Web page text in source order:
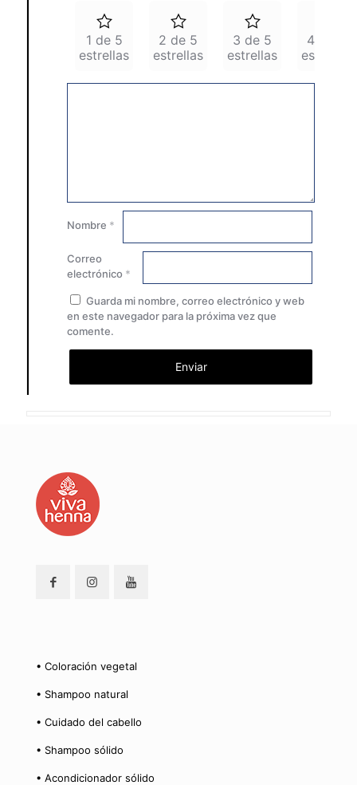
1 de 5
estrellas
2 de 5
estrellas
3 de 5
estrellas
4 de 5
estrellas
Nombre *
Correo
electrónico *
Guarda mi nombre, correo electrónico y web
en este navegador para la próxima vez que
comente.
• Coloración vegetal
• Shampoo natural
• Cuidado del cabello
• Shampoo sólido
• Acondicionador sólido